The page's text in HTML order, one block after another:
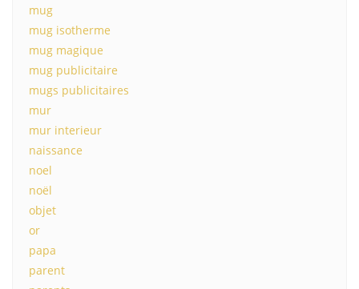
mug
mug isotherme
mug magique
mug publicitaire
mugs publicitaires
mur
mur interieur
naissance
noel
noël
objet
or
papa
parent